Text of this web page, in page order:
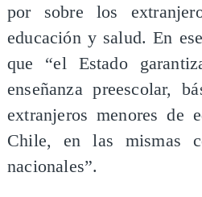
por sobre los
educación y salud. En
que “el Estado
enseñanza preescolar,
extranjeros menores de
Chile, en las mismas
nacionales”.